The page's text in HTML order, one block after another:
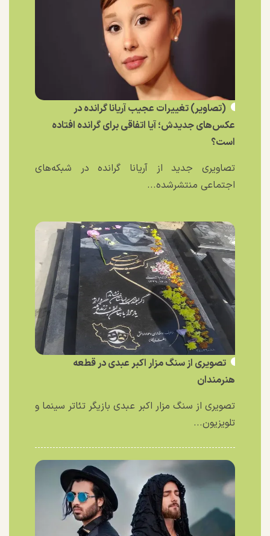
(تصاویر) تغییرات عجیب آریانا گرانده در
عکس‌های جدیدش؛ آیا اتفاقی برای گرانده افتاده
است؟
تصاویری جدید از آریانا گرانده در شبکه‌های
اجتماعی منتشرشده...
تصویری از سنگ مزار اکبر عبدی در قطعه
هنرمندان
تصویری از سنگ مزار اکبر عبدی بازیگر تئاتر سینما و
تلویزیون...